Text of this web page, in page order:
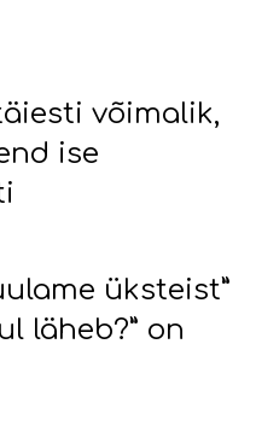
võimalik,
ise
üksteist”
läheb?” on